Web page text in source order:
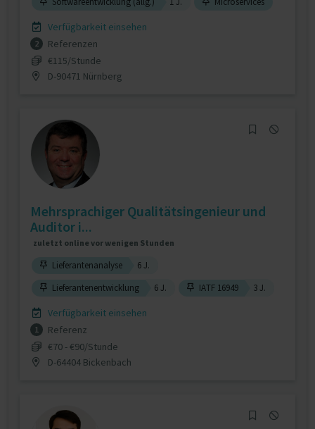
Verfügbarkeit einsehen
2
Referenzen
€115/Stunde
D-90471 Nürnberg
Mehrsprachiger Qualitätsingenieur und
Auditor i...
zuletzt online vor wenigen Stunden
Lieferantenanalyse
6 J.
Lieferantenentwicklung
6 J. IATF 16949 3 J.
Verfügbarkeit einsehen
1
Referenz
€70 - €90/Stunde
D-64404 Bickenbach